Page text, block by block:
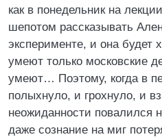
как в понедельник на
шепотом рассказывать
эксперименте, и она будет
умеют только московские
умеют… Поэтому, когда в
полыхнуло, и грохнуло, и
неожиданности повалился
даже сознание на миг